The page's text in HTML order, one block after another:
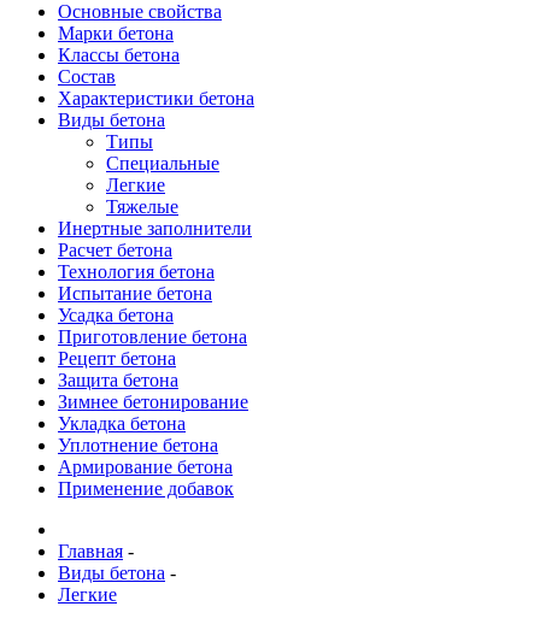
Основные свойства
Марки бетона
Классы бетона
Состав
Характеристики бетона
Виды бетона
Типы
Специальные
Легкие
Тяжелые
Инертные заполнители
Расчет бетона
Технология бетона
Испытание бетона
Усадка бетона
Приготовление бетона
Рецепт бетона
Защита бетона
Зимнее бетонирование
Укладка бетона
Уплотнение бетона
Армирование бетона
Применение добавок
Главная -
Виды бетона -
Легкие